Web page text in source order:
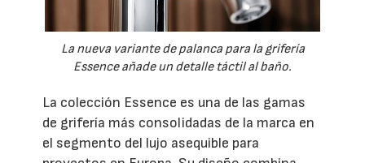
La nueva variante de palanca para la grifería
Essence añade un detalle táctil al baño.
La colección Essence es una de las gamas
de grifería más consolidadas de la marca en
el segmento del lujo asequible para